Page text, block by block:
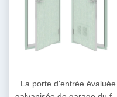
La porte d'entrée évaluée